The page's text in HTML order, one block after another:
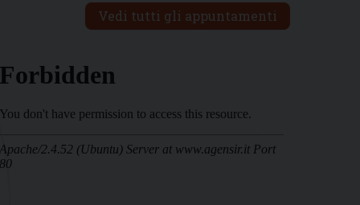
Vedi tutti gli appuntamenti